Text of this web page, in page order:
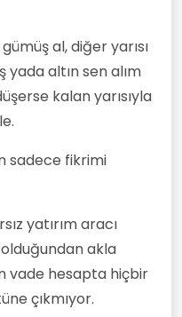
al, diğer yarısı
yada altın sen alım
kalan yarısıyla
sadece fikrimi
yatırım aracı
akla
vade hesapta hiçbir
çıkmıyor.